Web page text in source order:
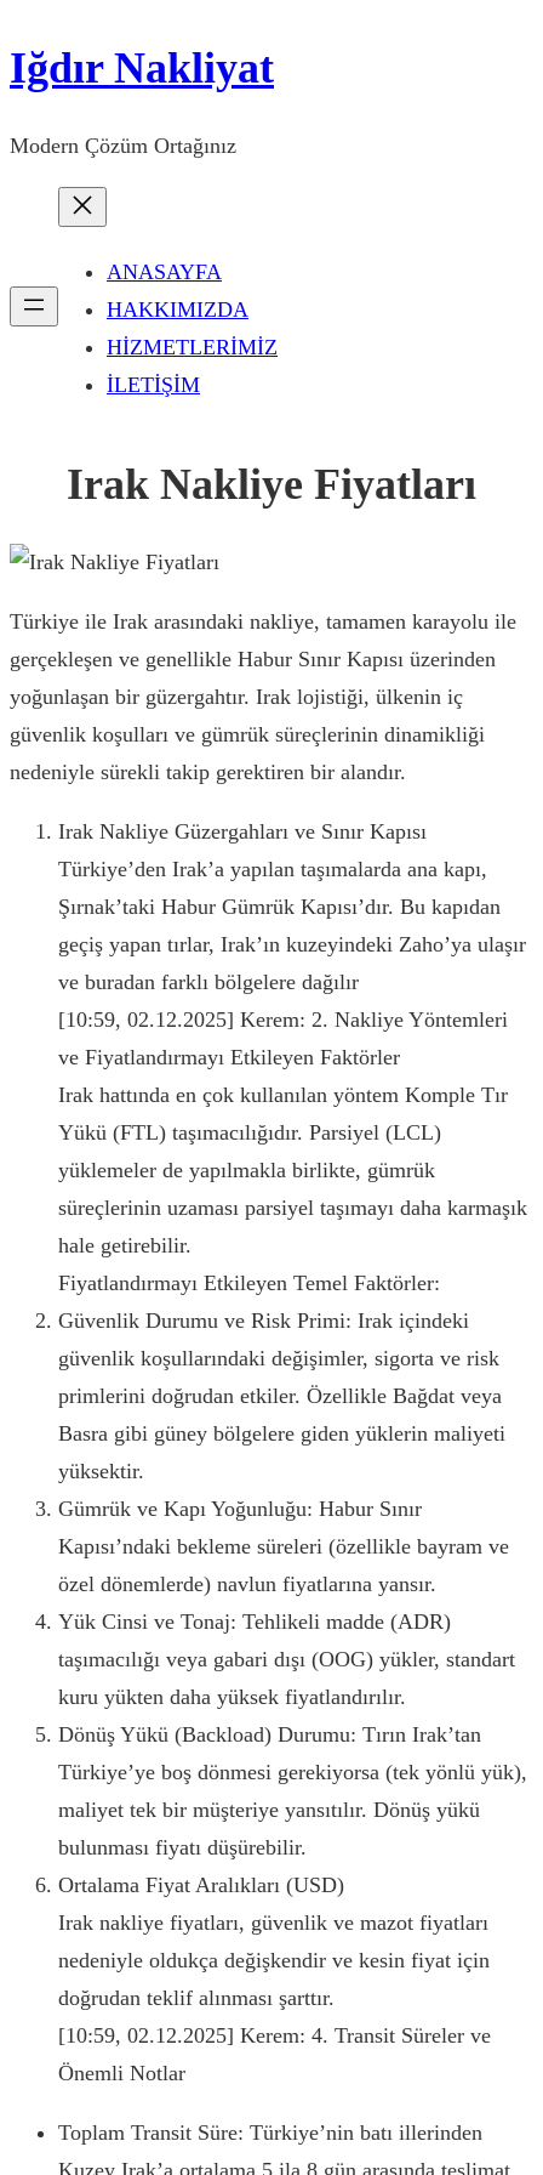
geç
Iğdır Nakliyat
Modern Çözüm Ortağınız
ANASAYFA
HAKKIMIZDA
HİZMETLERİMİZ
İLETİŞİM
Irak Nakliye Fiyatları
Türkiye ile Irak arasındaki nakliye, tamamen karayolu ile
gerçekleşen ve genellikle Habur Sınır Kapısı üzerinden
yoğunlaşan bir güzergahtır. Irak lojistiği, ülkenin iç
güvenlik koşulları ve gümrük süreçlerinin dinamikliği
nedeniyle sürekli takip gerektiren bir alandır.
Irak Nakliye Güzergahları ve Sınır Kapısı
Türkiye’den Irak’a yapılan taşımalarda ana kapı,
Şırnak’taki Habur Gümrük Kapısı’dır. Bu kapıdan
geçiş yapan tırlar, Irak’ın kuzeyindeki Zaho’ya ulaşır
ve buradan farklı bölgelere dağılır
[10:59, 02.12.2025] Kerem: 2. Nakliye Yöntemleri
ve Fiyatlandırmayı Etkileyen Faktörler
Irak hattında en çok kullanılan yöntem Komple Tır
Yükü (FTL) taşımacılığıdır. Parsiyel (LCL)
yüklemeler de yapılmakla birlikte, gümrük
süreçlerinin uzaması parsiyel taşımayı daha karmaşık
hale getirebilir.
Fiyatlandırmayı Etkileyen Temel Faktörler:
Güvenlik Durumu ve Risk Primi: Irak içindeki
güvenlik koşullarındaki değişimler, sigorta ve risk
primlerini doğrudan etkiler. Özellikle Bağdat veya
Basra gibi güney bölgelere giden yüklerin maliyeti
yüksektir.
Gümrük ve Kapı Yoğunluğu: Habur Sınır
Kapısı’ndaki bekleme süreleri (özellikle bayram ve
özel dönemlerde) navlun fiyatlarına yansır.
Yük Cinsi ve Tonaj: Tehlikeli madde (ADR)
taşımacılığı veya gabari dışı (OOG) yükler, standart
kuru yükten daha yüksek fiyatlandırılır.
Dönüş Yükü (Backload) Durumu: Tırın Irak’tan
Türkiye’ye boş dönmesi gerekiyorsa (tek yönlü yük),
maliyet tek bir müşteriye yansıtılır. Dönüş yükü
bulunması fiyatı düşürebilir.
Ortalama Fiyat Aralıkları (USD)
Irak nakliye fiyatları, güvenlik ve mazot fiyatları
nedeniyle oldukça değişkendir ve kesin fiyat için
doğrudan teklif alınması şarttır.
[10:59, 02.12.2025] Kerem: 4. Transit Süreler ve
Önemli Notlar
Toplam Transit Süre: Türkiye’nin batı illerinden